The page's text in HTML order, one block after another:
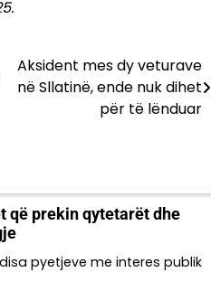
Aksident mes dy veturave
në Sllatinë, ende nuk dihet
për të lënduar
që prekin qytetarët dhe
pyetjeve me interes publik